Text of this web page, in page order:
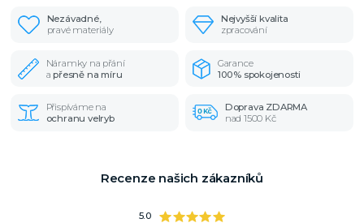
Nezávadné,
pravé materiály
Nejvyšší kvalita
zpracování
Náramky na přání
apřesně na míru
Garance
100% spokojenosti
Přispíváme na
ochranu velryb
Doprava ZDARMA
nad 1500 Kč
Recenze našich zákazníků
5.0